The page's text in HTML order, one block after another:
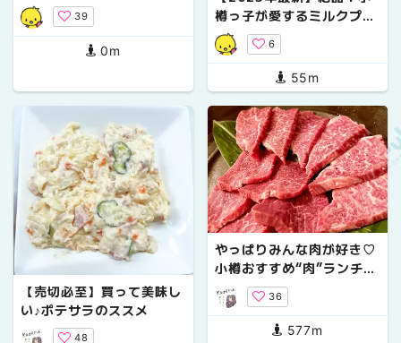
39
0m
樽っ子が愛するミルクプラ
ントのソフトクリーム
6
55m
【売切必至】買って美味し
い♪ポテサラのススメ
48
やっぱりみんな肉が好き♡
小樽おすすめ“肉”ランチ3
選
36
577m